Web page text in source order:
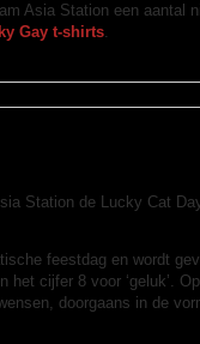
Asia Station een aantal
Gay t-shirts.
Station de Lucky Cat
feestdag en wordt
het cijfer 8 voor ‘geluk’.
doorgaans in de